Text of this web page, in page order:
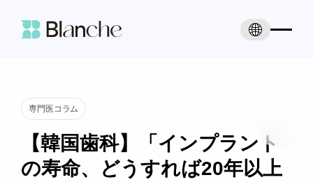
専門医コラム
【韓国歯科】「インプラント
の寿命、どうすれば20年以上